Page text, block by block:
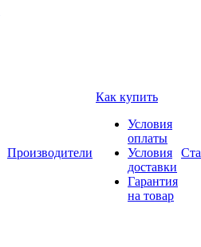
Производители
Как купить
Условия
оплаты
Условия
доставки
Гарантия
на товар